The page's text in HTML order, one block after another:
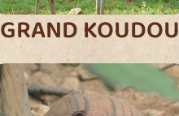
GRAND KOUDOU